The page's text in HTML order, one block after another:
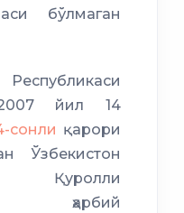
бўлмаган
2007 йил 14
сонли қарори
Ўзбекистон
Қуролли
ҳарбий